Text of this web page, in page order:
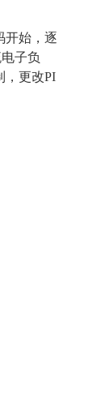
开始，逐
子负
，更改PI